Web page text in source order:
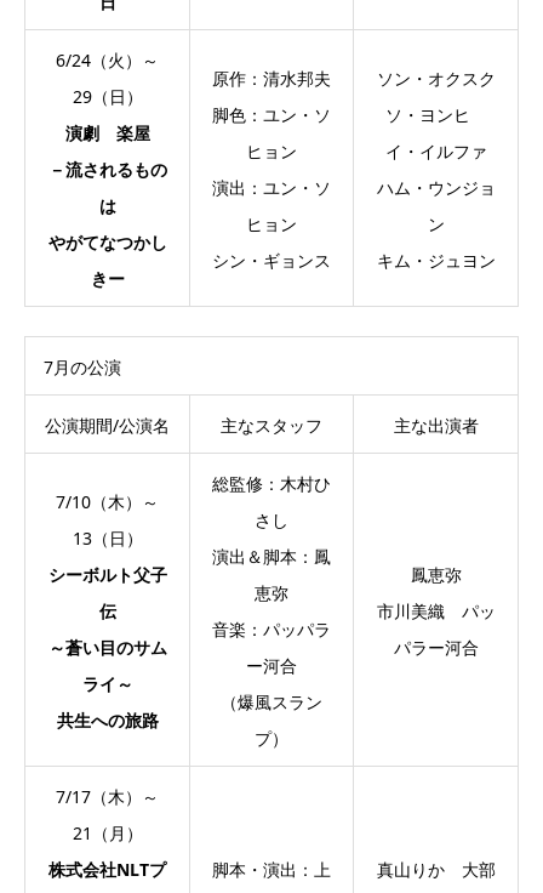
6/24（火）～
29（日）
演劇 楽屋
－流されるもの
は
やがてなつかし
きー
原作：清水邦夫
脚色：ユン・ソ
ヒョン
演出：ユン・ソ
ヒョン
シン・ギョンス
ソン・オクスク
ソ・ヨンヒ
イ・イルファ
ハム・ウンジョ
ン
キム・ジュヨン
7月の公演
公演期間/公演名 主なスタッフ 主な出演者
7/10（木）～
13（日）
シーボルト父子
伝
～蒼い目のサム
ライ～
共生への旅路
総監修：木村ひ
さし
演出＆脚本：鳳
恵弥
音楽：パッパラ
ー河合
（爆風スラン
プ）
鳳恵弥
市川美織 パッ
パラー河合
7/17（木）～
21（月）
株式会社NLTプ
脚本・演出：上
真山りか 大部